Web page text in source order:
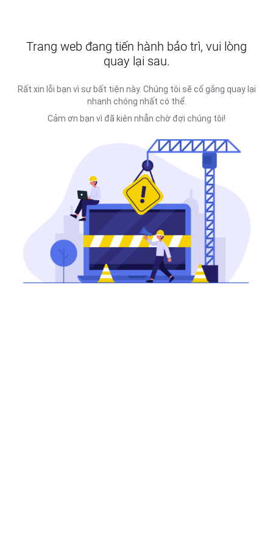
Trang web đang tiến hành bảo trì, vui lòng
quay lại sau.
Rất xin lỗi bạn vì sự bất tiện này. Chúng tôi sẽ cố gắng quay lại
nhanh chóng nhất có thể.
Cảm ơn bạn vì đã kiên nhẫn chờ đợi chúng tôi!